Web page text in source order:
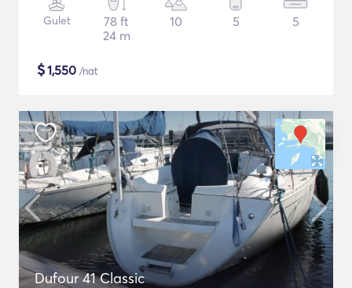
Gulet
78 ft
24 m
10 5 5
$1,550 /nat
Dufour 41 Classic